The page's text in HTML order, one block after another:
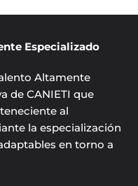
Especializado
Altamente
de CANIETI que
al
la especialización
en torno a